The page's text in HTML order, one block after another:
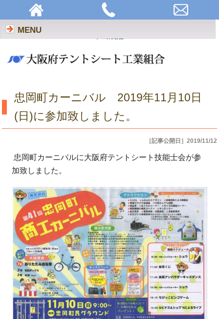
忠岡町カーニバル 2019年11月10日(日)に参加致しました。 | 大阪府テントシー
MENU
忠岡町カーニバル 2019年11月10日
(日)に参加致しました。
［記事公開日］2019/11/12
忠岡町カーニバルに大阪府テントシート技能士会が参
加致しました。